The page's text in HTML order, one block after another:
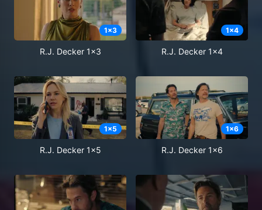
1x3
R.J. Decker 1x3
1x4
R.J. Decker 1x4
1x5
R.J. Decker 1x5
1x6
R.J. Decker 1x6